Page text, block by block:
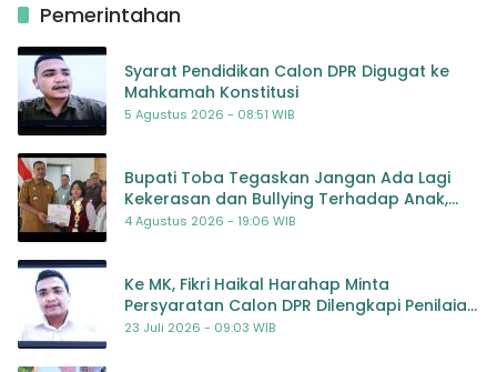
Pemerintahan
Syarat Pendidikan Calon DPR Digugat ke
Mahkamah Konstitusi
5 Agustus 2026 - 08:51 WIB
Bupati Toba Tegaskan Jangan Ada Lagi
Kekerasan dan Bullying Terhadap Anak,
Dorong Kolaborasi Seluruh Pihak
4 Agustus 2026 - 19:06 WIB
Ke MK, Fikri Haikal Harahap Minta
Persyaratan Calon DPR Dilengkapi Penilaian
Kompetensi
23 Juli 2026 - 09:03 WIB